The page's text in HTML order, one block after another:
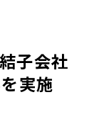
子会社
実施